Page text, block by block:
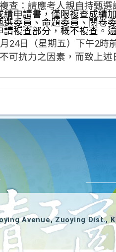
查：請應考人親自持甄
績申請書，僅限複查成績
選委員、命題委員、閱卷
請複查部分，概不複查。
24日（星期五）下午2時
可抗力之因素，而致上
Avenue, Zuoying Dist.,